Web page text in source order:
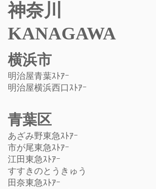
神奈川
KANAGAWA
横浜市
明治屋青葉ｽﾄｱｰ
​明治屋横浜西口ｽﾄｱｰ
青葉区
あざみ野東急ｽﾄｱｰ
市が尾東急ｽﾄｱｰ
江田東急ｽﾄｱｰ
すすきのとうきゅう
田奈東急ｽﾄｱｰ